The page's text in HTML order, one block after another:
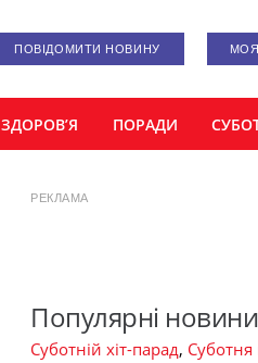
ПОВІДОМИТИ НОВИНУ
ЗДОРОВ’Я ПОРАДИ
РЕКЛАМА
Популярні новини
Суботній хіт-парад, Суботня